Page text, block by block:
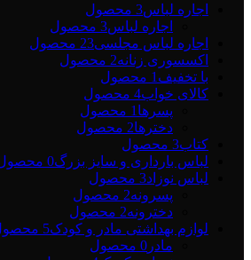
اجاره لباس3 محصول
اجاره لباس3 محصول
اجاره لباس مجلسی23 محصول
اکسسوری زنانه2 محصول
با تخفیف 1 محصول
کالای خواب4 محصول
پسرها 1 محصول
دخترها2 محصول
کتاب3 محصول
لباس بارداری و سایز بزرگ0 محصول
لباس نوزاد3 محصول
پسرونه2 محصول
دخترونه2 محصول
لوازم بهداشتی مادر و کودک5 محصول
مادر 0 محصول